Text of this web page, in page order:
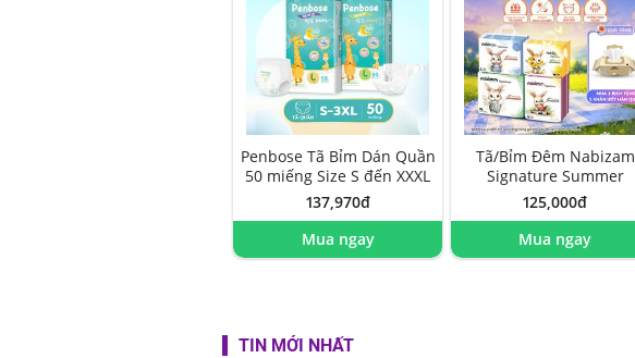
Penbose Tã Bỉm Dán Quần
50 miếng Size S đến XXXL
137,970đ
Mua ngay
Tã/Bỉm Đêm Nabizam
Signature Summer
125,000đ
Mua ngay
TIN MỚI NHẤT